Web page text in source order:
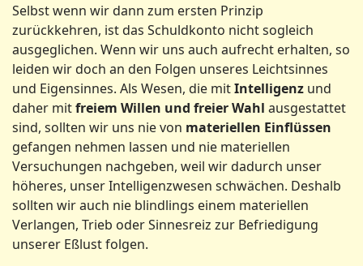
Selbst wenn wir dann zum ersten Prinzip
zurückkehren, ist das Schuldkonto nicht sogleich
ausgeglichen. Wenn wir uns auch aufrecht erhalten, so
leiden wir doch an den Folgen unseres Leichtsinnes
und Eigensinnes. Als Wesen, die mitIntelligenz und
daher mitfreiem Willen und freier Wahl ausgestattet
sind, sollten wir uns nie von materiellen Einflüssen
gefangen nehmen lassen und nie materiellen
Versuchungen nachgeben, weil wir dadurch unser
höheres, unser Intelligenzwesen schwächen. Deshalb
sollten wir auch nie blindlings einem materiellen
Verlangen, Trieb oder Sinnesreiz zur Befriedigung
unserer Eßlust folgen.